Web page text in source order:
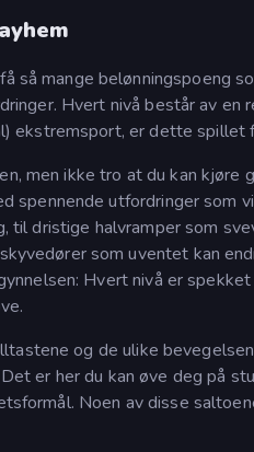
så mange belønningspoeng
Hvert nivå består av en
ekstremsport, er dette spillet
men ikke tro at du kan kjøre
spennende utfordringer som
til dristige halvramper som
som uventet kan
Hvert nivå er
og de ulike
er her du kan øve deg på
Noen av disse